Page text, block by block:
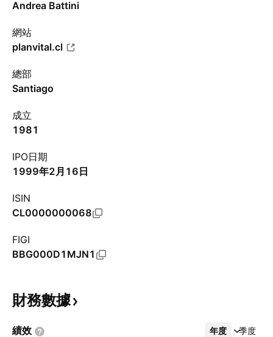
Andrea Battini
網站
planvital.cl
總部
Santiago
成立
1981
IPO日期
1999年2月16日
ISIN
CL0000000068
FIGI
BBG000D1MJN1
財務數據
績效 年度 季度
更多